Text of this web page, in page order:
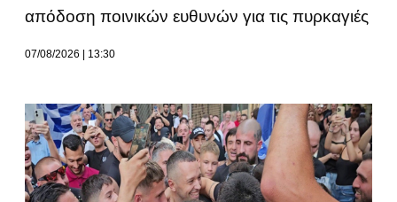
απόδοση ποινικών ευθυνών για τις πυρκαγιές
07/08/2026 13:30